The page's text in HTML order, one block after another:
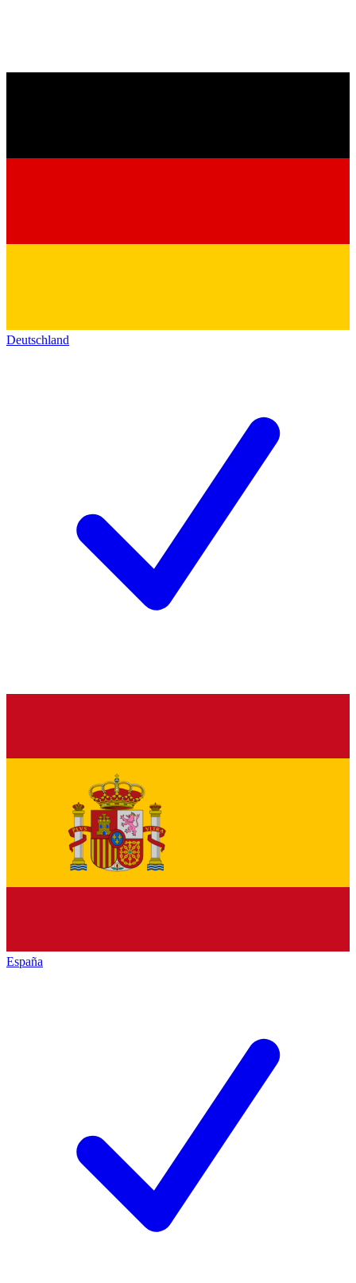
Deutschland
España